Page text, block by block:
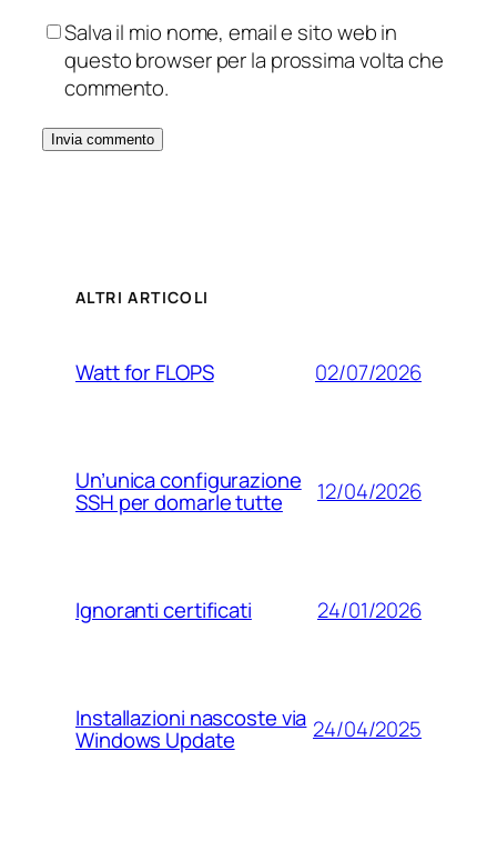
Salva il mio nome, email e sito web in
questo browser per la prossima volta che
commento.
ALTRI ARTICOLI
Watt for FLOPS 02/07/2026
Un’unica configurazione
SSH per domarle tutte 12/04/2026
Ignoranti certificati 24/01/2026
Installazioni nascoste via
Windows Update 24/04/2025